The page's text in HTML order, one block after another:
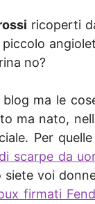
ricoperti
no?
ma le
ma nato,
Per
scarpe da
voi
firmati